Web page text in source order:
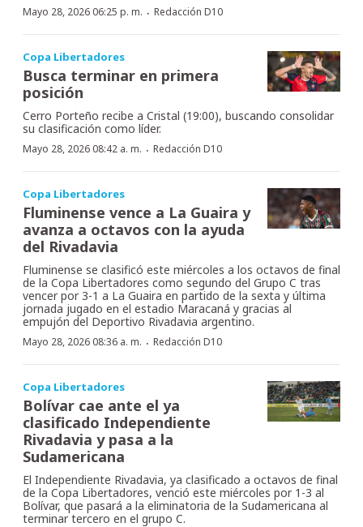
Mayo 28, 2026 06:25 p. m. · Redacción D10
Copa Libertadores
Busca terminar en primera
posición
Cerro Porteño recibe a Cristal (19:00), buscando consolidar
su clasificación como líder.
Mayo 28, 2026 08:42 a. m. · Redacción D10
Copa Libertadores
Fluminense vence a La Guaira y
avanza a octavos con la ayuda
del Rivadavia
Fluminense se clasificó este miércoles a los octavos de final
de la Copa Libertadores como segundo del Grupo C tras
vencer por 3-1 a La Guaira en partido de la sexta y última
jornada jugado en el estadio Maracaná y gracias al
empujón del Deportivo Rivadavia argentino.
Mayo 28, 2026 08:36 a. m. · Redacción D10
Copa Libertadores
Bolívar cae ante el ya
clasificado Independiente
Rivadavia y pasa a la
Sudamericana
El Independiente Rivadavia, ya clasificado a octavos de final
de la Copa Libertadores, venció este miércoles por 1-3 al
Bolívar, que pasará a la eliminatoria de la Sudamericana al
terminar tercero en el grupo C.